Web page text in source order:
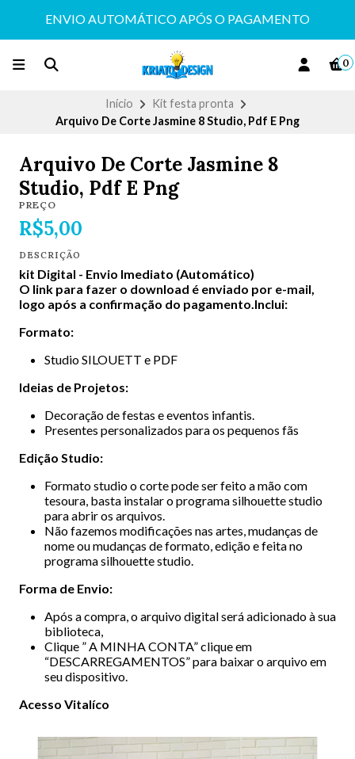
ENVIO AUTOMÁTICO APÓS O PAGAMENTO
0
Início
Kit festa pronta
Arquivo De Corte Jasmine 8 Studio, Pdf E Png
Arquivo De Corte Jasmine 8
Studio, Pdf E Png
PREÇO
R$5,00
DESCRIÇÃO
kit Digital - Envio Imediato (Automático)
O link para fazer o download é enviado por e-mail,
logo após a confirmação do pagamento.Inclui:
Formato:
Studio SILOUETT e PDF
Ideias de Projetos:
Decoração de festas e eventos infantis.
Presentes personalizados para os pequenos fãs
Edição Studio:
Formato studio o corte pode ser feito a mão com
tesoura, basta instalar o programa silhouette studio
para abrir os arquivos.
Não fazemos modificações nas artes, mudanças de
nome ou mudanças de formato, edição e feita no
programa silhouette studio.
Forma de Envio:
Após a compra, o arquivo digital será adicionado à sua
biblioteca,
Clique ” A MINHA CONTA” clique em
“DESCARREGAMENTOS” para baixar o arquivo em
seu dispositivo.
Acesso Vitalíco